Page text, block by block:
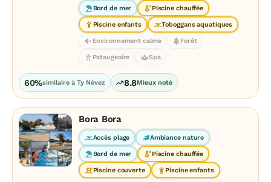
Bord de mer Piscine chauffée
Piscine enfants Toboggans aquatiques
Environnement calme Forêt
Pataugeoire Spa
60%similaire à Ty Névez 8.8Mieux noté
Bora Bora
Accès plage Ambiance nature
Bord de mer Piscine chauffée
Piscine couverte Piscine enfants